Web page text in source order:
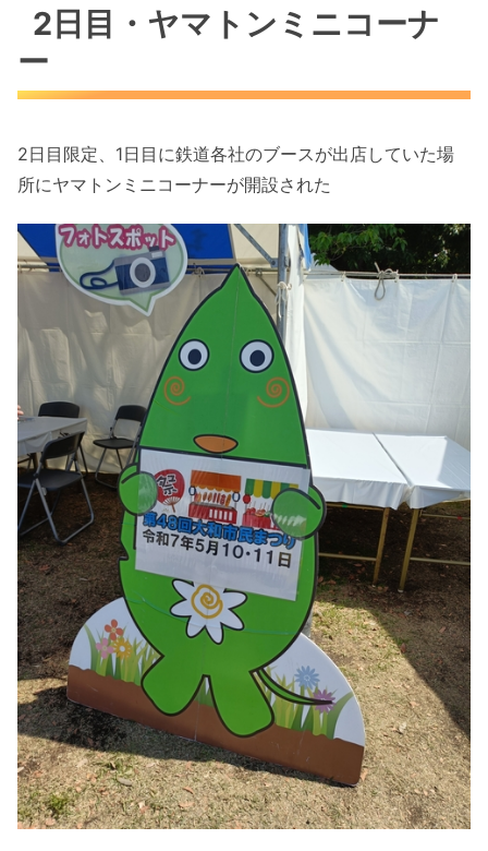
2日目・ヤマトンミニコーナ
ー
2日目限定、1日目に鉄道各社のブースが出店していた場
所にヤマトンミニコーナーが開設された